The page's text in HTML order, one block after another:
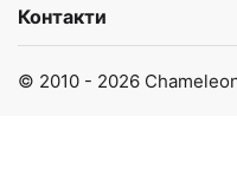
Контакти
© 2010 - 2026